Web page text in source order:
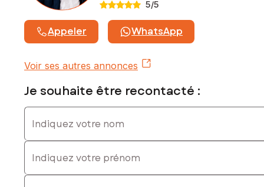
Prix de vente : 262 000 €
Contactez votre conseiller SAFTI : Francis FERNANDEZ, Tél.
commercial immatriculé au RSAC de BORDEAUX sous le
5/5
Appeler WhatsApp
Voir ses autres annonces
Je souhaite être recontacté :
Indiquez votre nom
Indiquez votre prénom
E-mail